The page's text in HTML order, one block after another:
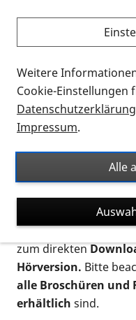
Sie möchten wissen,
suchen und dieses
können? Schauen Sie
Thema Infomaterial
für blinde und
Auf dieser Seite
Ort. Nutzen Sie den
nach Flyern und
suchen. Die meisten
verschiedenen
postalischen
zum direkten
Hörversion. Bitte
alle Broschüren und
erhältlich sind.
Weitere
Cookie-Einstellungen
Datenschutzerklärung
Impressum.
Alle